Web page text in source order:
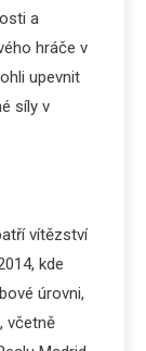
a
hráče v
upevnit
síly v
vítězství
kde
úrovni,
včetně